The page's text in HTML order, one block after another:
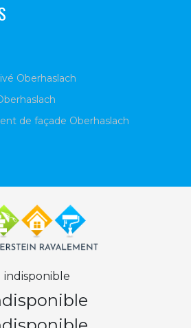
Oberhaslach
de façade Oberhaslach
indisponible